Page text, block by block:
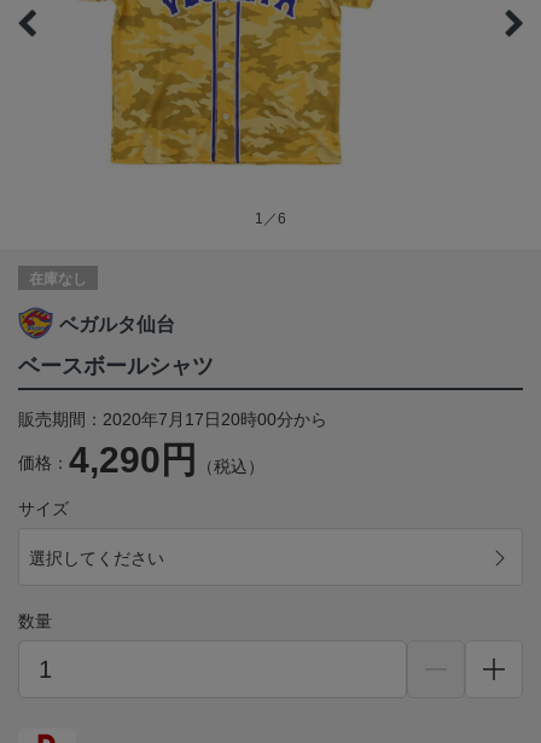
1／6
在庫なし
ベガルタ仙台
ベースボールシャツ
販売期間：2020年7月17日20時00分から
価格： 4,290円 （税込）
サイズ
選択してください
数量